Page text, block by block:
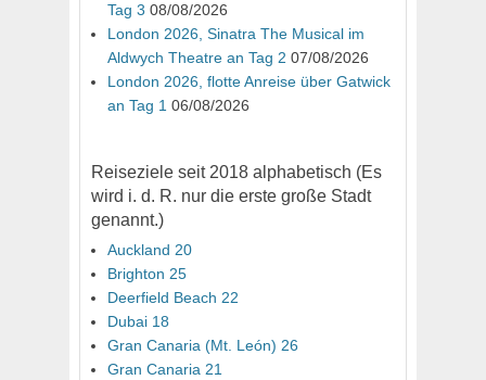
Tag 3 08/08/2026
London 2026, Sinatra The Musical im
Aldwych Theatre an Tag 2 07/08/2026
London 2026, flotte Anreise über Gatwick
an Tag 1 06/08/2026
Reiseziele seit 2018 alphabetisch (Es
wird i. d. R. nur die erste große Stadt
genannt.)
Auckland 20
Brighton 25
Deerfield Beach 22
Dubai 18
Gran Canaria (Mt. León) 26
Gran Canaria 21